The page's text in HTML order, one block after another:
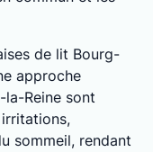
de lit Bourg-
approche
Reine sont
sommeil, rendant